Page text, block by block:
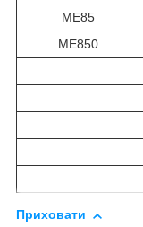
ME85
ME850
Приховати